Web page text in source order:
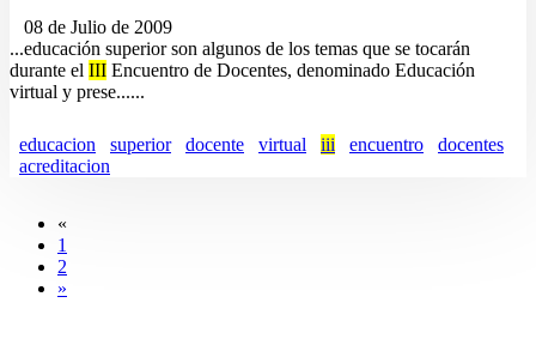
08 de Julio de 2009
...educación superior son algunos de los temas que se tocarán
durante el III Encuentro de Docentes, denominado Educación
virtual y prese......
educacion superior docente virtual iii encuentro
docentes
acreditacion
«
1
2
»